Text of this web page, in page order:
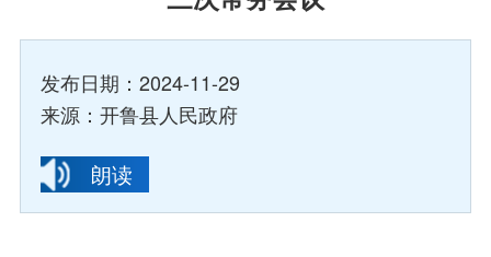
发布日期：2024-11-29
来源：开鲁县人民政府
朗读